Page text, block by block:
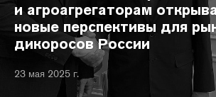
и агроагрегаторам
новые перспективы для
дикоросов России
23 мая 2025 г.